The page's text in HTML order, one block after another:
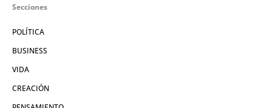
Secciones
POLÍTICA
BUSINESS
VIDA
CREACIÓN